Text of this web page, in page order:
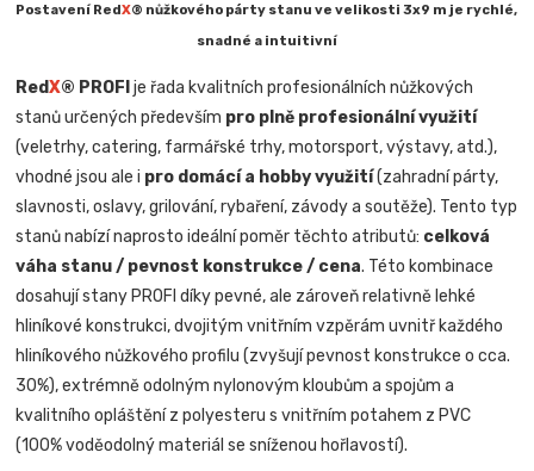
Postavení RedX® nůžkového párty stanu ve velikosti 3x9 m je rychlé,
snadné a intuitivní
RedX® PROFI je řada kvalitních profesionálních nůžkových
stanů určených především pro plně profesionální využití
(veletrhy, catering, farmářské trhy, motorsport, výstavy, atd.),
vhodné jsou ale i pro domácí a hobby využití(zahradní párty,
slavnosti, oslavy, grilování, rybaření, závody a soutěže). Tento typ
stanů nabízí naprosto ideální poměr těchto atributů: celková
váha stanu / pevnost konstrukce / cena. Této kombinace
dosahují stany PROFI díky pevné, ale zároveň relativně lehké
hliníkové konstrukci, dvojitým vnitřním vzpěrám uvnitř každého
hliníkového nůžkového profilu (zvyšují pevnost konstrukce o cca.
30%), extrémně odolným nylonovým kloubům a spojům a
kvalitního opláštění z polyesteru s vnitřním potahem z PVC
(100% voděodolný materiál se sníženou hořlavostí).